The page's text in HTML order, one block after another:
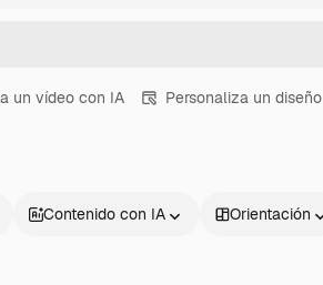
un vídeo con IA Personaliza un diseño
Contenido con IA Orientación